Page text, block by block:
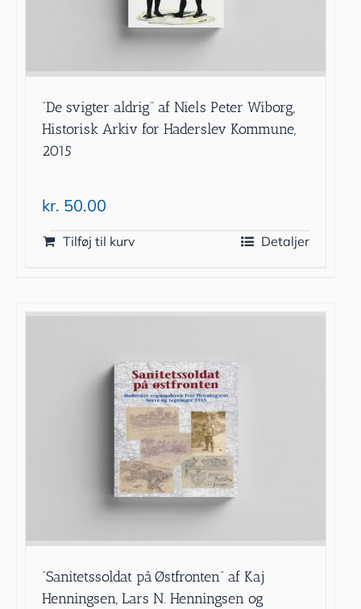
”De svigter aldrig” af Niels Peter Wiborg,
Historisk Arkiv for Haderslev Kommune,
2015
kr. 50.00
Tilføj til kurv Detaljer
”Sanitetssoldat på Østfronten” af Kaj
Henningsen, Lars N. Henningsen og